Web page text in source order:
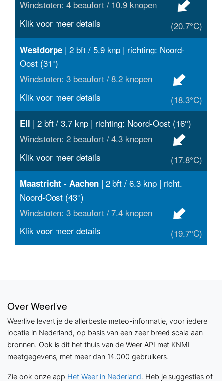
Windstoten: 4 beaufort / 10.9 knopen
(20.7°C)
Klik voor meer details
Westdorpe | 2 bft / 5.9 knp | richting: Noord-
Oost (31°)
Windstoten: 3 beaufort / 8.2 knopen
(18.3°C)
Klik voor meer details
Ell | 2 bft / 3.7 knp | richting: Noord-Oost (16°)
Windstoten: 2 beaufort / 4.3 knopen
(17.8°C)
Klik voor meer details
Maastricht - Aachen | 2 bft / 6.3 knp | richt.
Noord-Oost (43°)
Windstoten: 3 beaufort / 7.4 knopen
(19.7°C)
Klik voor meer details
Over Weerlive
Weerlive levert je de allerbeste meteo-informatie, voor iedere
locatie in Nederland, op basis van een zeer breed scala aan
bronnen. Ook is dit het thuis van de Weer API met KNMI
meetgegevens, met meer dan 14.000 gebruikers.
Zie ook onze app Het Weer in Nederland. Heb je suggesties of